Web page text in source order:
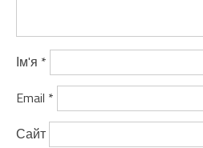
Ім'я *
Email *
Сайт